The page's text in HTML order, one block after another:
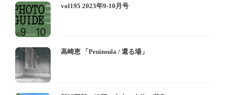
vol195 2023年9-10月号
高崎恵 「Peninsula / 還る場」